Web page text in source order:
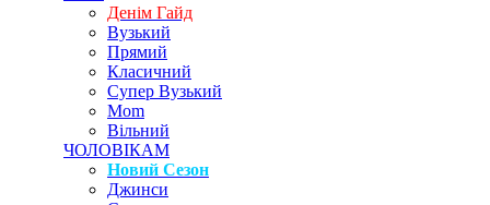
Денім Гайд
Вузький
Прямий
Класичний
Супер Вузький
Mom
Вільний
ЧОЛОВІКАМ
Новий Сезон
Джинси